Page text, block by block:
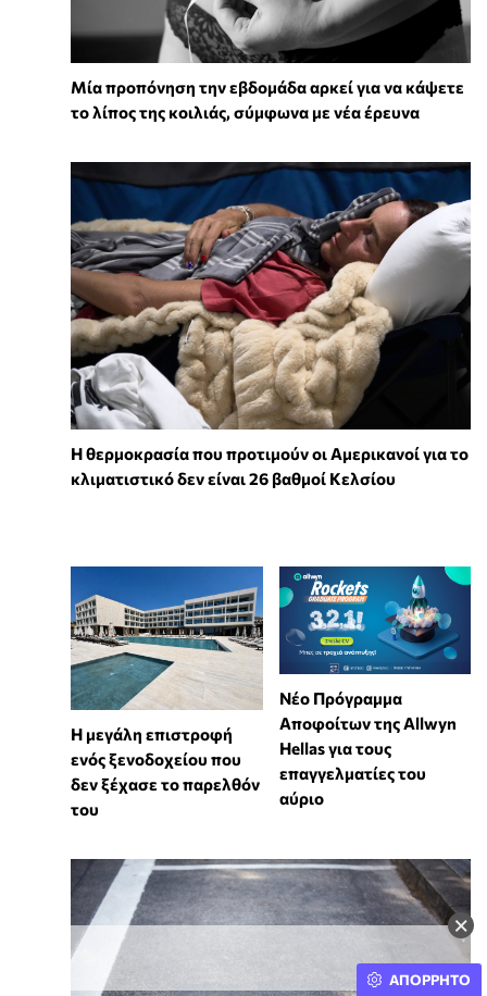
×
Μία προπόνηση την εβδομάδα αρκεί για να κάψετε
το λίπος της κοιλιάς, σύμφωνα με νέα έρευνα
Η θερμοκρασία που προτιμούν οι Αμερικανοί για το
κλιματιστικό δεν είναι 26 βαθμοί Κελσίου
Η μεγάλη επιστροφή
ενός ξενοδοχείου που
δεν ξέχασε το παρελθόν
του
Νέο Πρόγραμμα
Αποφοίτων της Allwyn
Hellas για τους
επαγγελματίες του
αύριο
ΑΠΟΡΡΗΤΟ